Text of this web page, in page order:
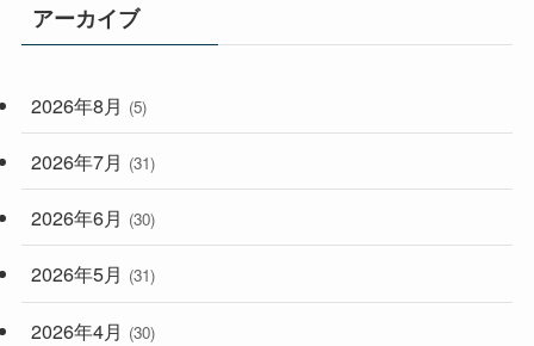
(33)
(248)
アーカイブ
2026年8月 (5)
2026年7月 (31)
2026年6月 (30)
2026年5月 (31)
2026年4月 (30)